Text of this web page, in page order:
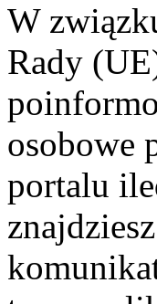
W
Rady
osobowe
portalu